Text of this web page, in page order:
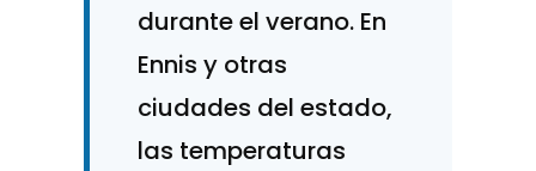
durante el verano. En
Ennis y otras
ciudades del estado,
las temperaturas